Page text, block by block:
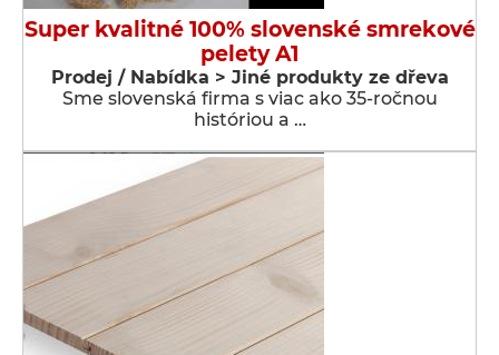
Super kvalitné 100% slovenské smrekové
pelety A1
Prodej / Nabídka > Jiné produkty ze dřeva
Sme slovenská firma s viac ako 35-ročnou
históriou a …